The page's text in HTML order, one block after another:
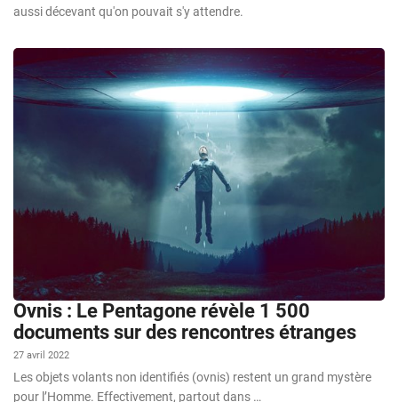
aussi décevant qu'on pouvait s'y attendre.
Ovnis : Le Pentagone révèle 1 500
documents sur des rencontres étranges
27 avril 2022
Les objets volants non identifiés (ovnis) restent un grand mystère
pour l’Homme. Effectivement, partout dans …